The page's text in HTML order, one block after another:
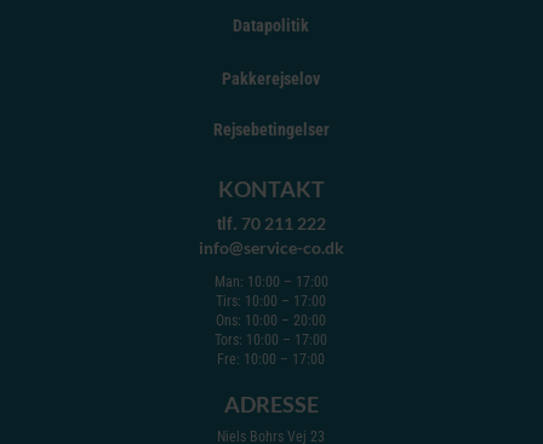
Datapolitik
Pakkerejselov
Rejsebetingelser
KONTAKT
tlf. 70 211 222
info@service-co.dk
Man: 10:00 – 17:00
Tirs: 10:00 – 17:00
Ons: 10:00 – 20:00
Tors: 10:00 – 17:00
Fre: 10:00 – 17:00
ADRESSE
Niels Bohrs Vej 23